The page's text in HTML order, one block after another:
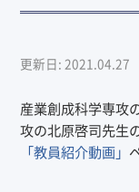
更新日: 2021.04.27
産業創成科学専攻
攻の北原啓司先生
「教員紹介動画」